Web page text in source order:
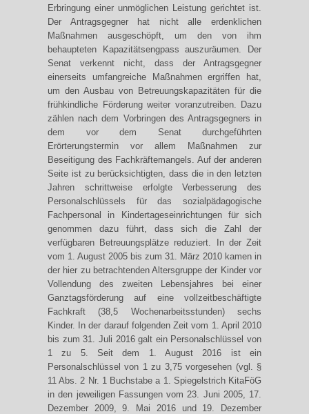
Erbringung einer unmöglichen Leistung gerichtet ist.
Der Antragsgegner hat nicht alle erdenklichen
Maßnahmen ausgeschöpft, um den von ihm
behaupteten Kapazitätsengpass auszuräumen. Der
Senat verkennt nicht, dass der Antragsgegner
einerseits umfangreiche Maßnahmen ergriffen hat,
um den Ausbau von Betreuungskapazitäten für die
frühkindliche Förderung weiter voranzutreiben. Dazu
zählen nach dem Vorbringen des Antragsgegners in
dem vor dem Senat durchgeführten
Erörterungstermin vor allem Maßnahmen zur
Beseitigung des Fachkräftemangels. Auf der anderen
Seite ist zu berücksichtigten, dass die in den letzten
Jahren schrittweise erfolgte Verbesserung des
Personalschlüssels für das sozialpädagogische
Fachpersonal in Kindertageseinrichtungen für sich
genommen dazu führt, dass sich die Zahl der
verfügbaren Betreuungsplätze reduziert. In der Zeit
vom 1. August 2005 bis zum 31. März 2010 kamen in
der hier zu betrachtenden Altersgruppe der Kinder vor
Vollendung des zweiten Lebensjahres bei einer
Ganztagsförderung auf eine vollzeitbeschäftigte
Fachkraft (38,5 Wochenarbeitsstunden) sechs
Kinder. In der darauf folgenden Zeit vom 1. April 2010
bis zum 31. Juli 2016 galt ein Personalschlüssel von
1 zu 5. Seit dem 1. August 2016 ist ein
Personalschlüssel von 1 zu 3,75 vorgesehen (vgl. §
11 Abs. 2 Nr. 1 Buchstabe a 1. Spiegelstrich KitaFöG
in den jeweiligen Fassungen vom 23. Juni 2005, 17.
Dezember 2009, 9. Mai 2016 und 19. Dezember